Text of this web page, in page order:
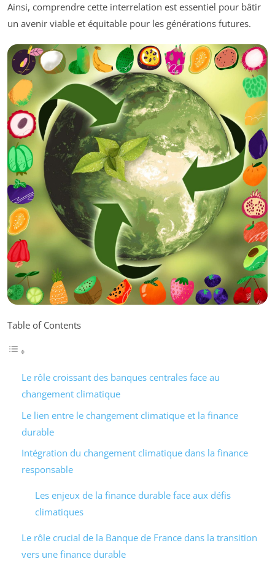
Ainsi, comprendre cette interrelation est essentiel pour bâtir
un avenir viable et équitable pour les générations futures.
Table of Contents
Le rôle croissant des banques centrales face au
changement climatique
Le lien entre le changement climatique et la finance
durable
Intégration du changement climatique dans la finance
responsable
Les enjeux de la finance durable face aux défis
climatiques
Le rôle crucial de la Banque de France dans la transition
vers une finance durable